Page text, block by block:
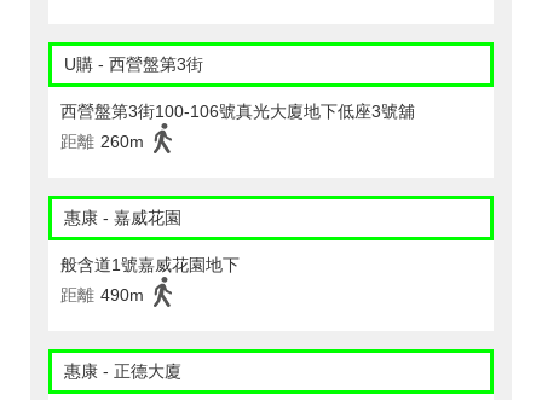
U購 - 西營盤第3街
西營盤第3街100-106號真光大廈地下低座3號舖
距離 260m
惠康 - 嘉威花園
般含道1號嘉威花園地下
距離 490m
惠康 - 正德大廈